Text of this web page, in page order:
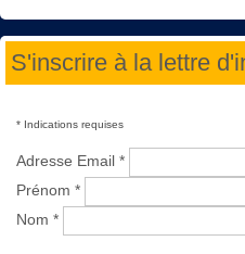
S'inscrire à la lettre
* Indications requises
Adresse Email *
Prénom *
Nom *